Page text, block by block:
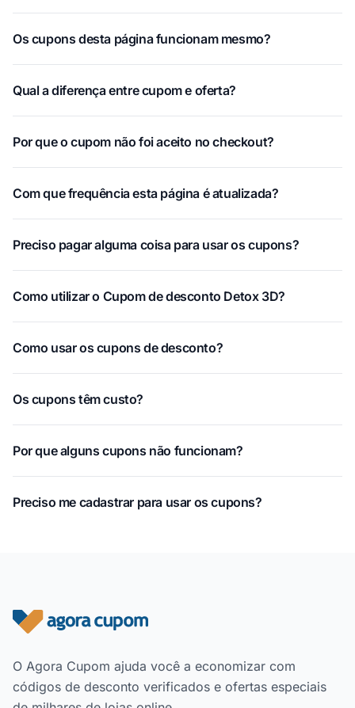
Os cupons desta página funcionam mesmo?
Qual a diferença entre cupom e oferta?
Por que o cupom não foi aceito no checkout?
Com que frequência esta página é atualizada?
Preciso pagar alguma coisa para usar os cupons?
Como utilizar o Cupom de desconto Detox 3D?
Como usar os cupons de desconto?
Os cupons têm custo?
Por que alguns cupons não funcionam?
Preciso me cadastrar para usar os cupons?
Rodapé do site
O Agora Cupom ajuda você a economizar com
códigos de desconto verificados e ofertas especiais